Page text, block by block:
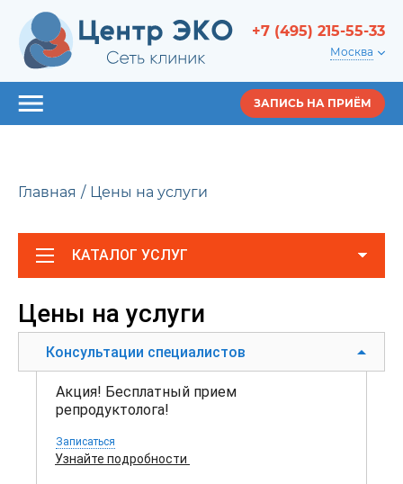
+7 (495) 215-55-33
Москва
ЗАПИСЬ НА ПРИЁМ
Главная Цены на услуги
КАТАЛОГ УСЛУГ
Цены на услуги
Консультации специалистов
Акция! Бесплатный прием
репродуктолога!
Записаться
Узнайте подробности